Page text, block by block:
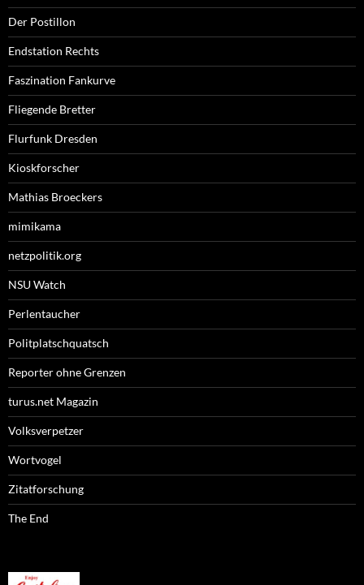
Der Postillon
Endstation Rechts
Faszination Fankurve
Fliegende Bretter
Flurfunk Dresden
Kioskforscher
Mathias Broeckers
mimikama
netzpolitik.org
NSU Watch
Perlentaucher
Politplatschquatsch
Reporter ohne Grenzen
turus.net Magazin
Volksverpetzer
Wortvogel
Zitatforschung
The End